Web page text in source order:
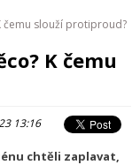
čemu slouží protiproud?
K čemu
13:16
chtěli zaplavat,